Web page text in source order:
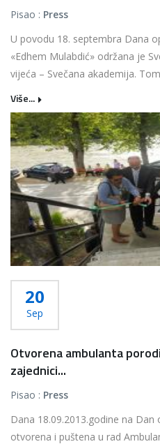
Pisao : Press
U povodu 18. septembra Dana
«Edhem Mulabdić» održana je
vijeća – Svečana akademija.
Više...
20
Sep
Otvorena ambulanta
zajednici...
Pisao : Press
Dana 18.09.2013.godine na
otvorena i puštena u rad